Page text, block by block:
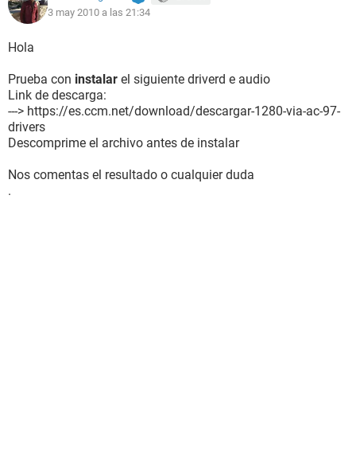
Dispositivos de entrada:
Natural PS/2 Keyboard
Red:
Tarjeta de Red Adaptador Fast Ethernet VIA PCI 10/100Mb
(192.168.1.101)
Controlador USB1 VIA VT83C572 PCI-USB Controller
Controlador USB1 VIA VT83C572 PCI-USB Controller
3 may 2010 a las 21:34
Hola
Prueba con instalar el siguiente driverd e audio
Link de descarga:
---> https://es.ccm.net/download/descargar-1280-via-ac-97-
drivers
Descomprime el archivo antes de instalar
Nos comentas el resultado o cualquier duda
.